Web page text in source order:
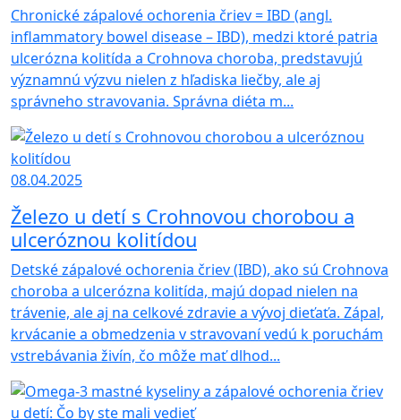
Chronické zápalové ochorenia čriev = IBD (angl.
inflammatory bowel disease – IBD), medzi ktoré patria
ulcerózna kolitída a Crohnova choroba, predstavujú
významnú výzvu nielen z hľadiska liečby, ale aj
správneho stravovania. Správna diéta m...
08.04.2025
Železo u detí s Crohnovou chorobou a
ulceróznou kolitídou
Detské zápalové ochorenia čriev (IBD), ako sú Crohnova
choroba a ulcerózna kolitída, majú dopad nielen na
trávenie, ale aj na celkové zdravie a vývoj dieťaťa. Zápal,
krvácanie a obmedzenia v stravovaní vedú k poruchám
vstrebávania živín, čo môže mať dlhod...